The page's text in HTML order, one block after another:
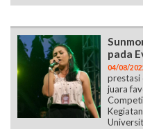
pada
04/08/
prestasi
juara